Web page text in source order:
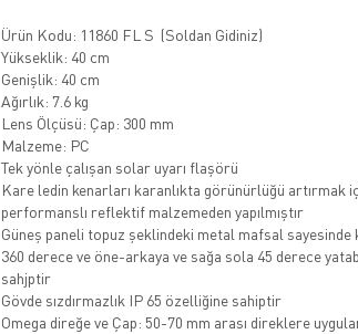
Ürün Kodu: 11860 FL S (Soldan Gidiniz)
Yükseklik: 40 cm
Genişlik: 40 cm
Ağırlık: 7.6 kg
Lens Ölçüsü: Çap: 300 mm
Malzeme: PC
Tek yönle çalışan solar uyarı flaşörü
Kare ledin kenarları karanlıkta görünürlüğü artırmak
performanslı reflektif malzemeden yapılmıştır
Güneş paneli topuz şeklindeki metal mafsal sayesinde
360 derece ve öne-arkaya ve sağa sola 45 derece
sahjptir
Gövde sızdırmazlık IP 65 özelliğine sahiptir
Omega direğe ve Çap: 50-70 mm arası direklere